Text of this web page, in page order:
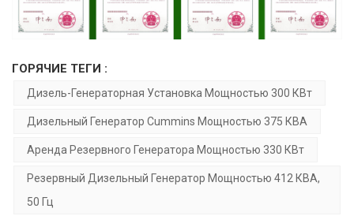
ГОРЯЧИЕ ТЕГИ :
Дизель-Генераторная Установка Мощностью 300 КВт
Дизельный Генератор Cummins Мощностью 375 КВА
Аренда Резервного Генератора Мощностью 330 КВт
Резервный Дизельный Генератор Мощностью 412 КВА,
50 Гц